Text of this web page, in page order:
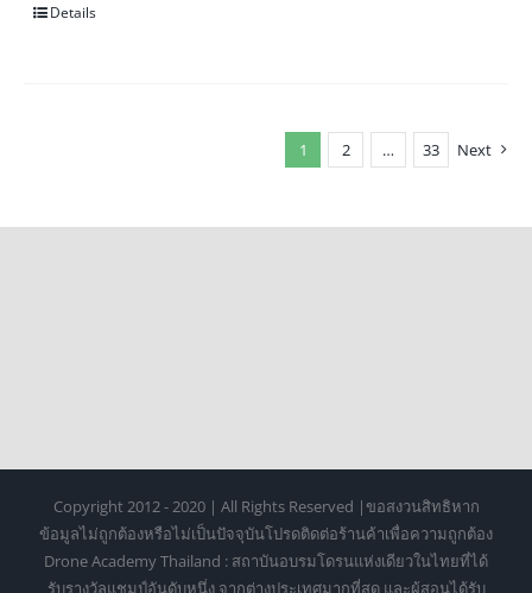
Details
1 2 … 33 Next
Copyright 2012 - 2020 | All Rights Reserved |ขอสงวนสิทธิหาก
ข้อมูลไม่ถูกต้องหรือไม่เป็นปัจจุบันโปรดติดต่อร้านค้าเพื่อความถูกต้อง
Drone Academy Thailand : สถาบันอบรมโดรนแห่งเดียวในไทยที่ได้
รับรางวัลแชมป์อันดับหนึ่ง จากต่างประเทศมากที่สุด และผู้สอนได้รับ